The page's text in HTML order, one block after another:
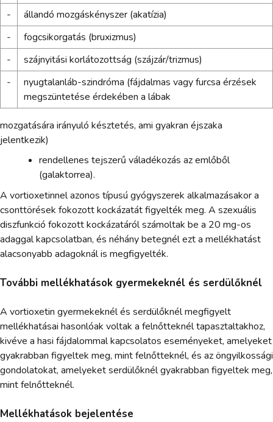
-
állandó mozgáskényszer (akatízia)
-
fogcsikorgatás (bruxizmus)
-
szájnyitási korlátozottság (szájzár/trizmus)
-
nyugtalanláb-szindróma (fájdalmas vagy furcsa érzések
megszüntetése érdekében a lábak
mozgatására irányuló késztetés, ami gyakran éjszaka
jelentkezik)
rendellenes tejszerű váladékozás az emlőből
(galaktorrea).
A vortioxetinnel azonos típusú gyógyszerek alkalmazásakor a
csonttörések fokozott kockázatát figyelték meg. A szexuális
diszfunkció fokozott kockázatáról számoltak be a 20 mg-os
adaggal kapcsolatban, és néhány betegnél ezt a mellékhatást
alacsonyabb adagoknál is megfigyelték.
További mellékhatások gyermekeknél és serdülőknél
A vortioxetin gyermekeknél és serdülőknél megfigyelt
mellékhatásai hasonlóak voltak a felnőtteknél tapasztaltakhoz,
kivéve a hasi fájdalommal kapcsolatos eseményeket, amelyeket
gyakrabban figyeltek meg, mint felnőtteknél, és az öngyilkossági
gondolatokat, amelyeket serdülőknél gyakrabban figyeltek meg,
mint felnőtteknél.
Mellékhatások bejelentése